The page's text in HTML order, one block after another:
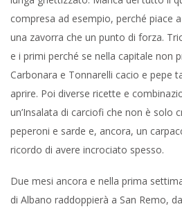
compresa ad esempio, perché piace
una zavorra che un punto di forza.
e i primi perché se nella capitale non
Carbonara e Tonnarelli cacio e pepe
aprire. Poi diverse ricette e
un’Insalata di carciofi che non è solo
peperoni e sarde e, ancora, un
ricordo di avere incrociato spesso.
Due mesi ancora e nella prima
di Albano raddoppierà a San Remo,